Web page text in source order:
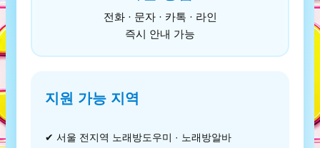
전화 · 문자 · 카톡 · 라인
즉시 안내 가능
지원 가능 지역
✔ 서울 전지역 노래방도우미 · 노래방알바